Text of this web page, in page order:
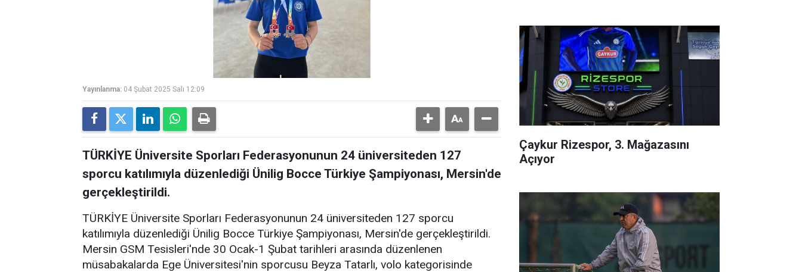
Yayınlanma: 04 Şubat 2025 Salı 12:09
TÜRKİYE Üniversite Sporları Federasyonunun 24 üniversiteden 127
sporcu katılımıyla düzenlediği Ünilig Bocce Türkiye Şampiyonası, Mersin'de
gerçekleştirildi.
TÜRKİYE Üniversite Sporları Federasyonunun 24 üniversiteden 127 sporcu
katılımıyla düzenlediği Ünilig Bocce Türkiye Şampiyonası, Mersin'de gerçekleştirildi.
Mersin GSM Tesisleri'nde 30 Ocak-1 Şubat tarihleri arasında düzenlenen
müsabakalarda Ege Üniversitesi'nin sporcusu Beyza Tatarlı, volo kategorisinde
Çaykur Rizespor, 3. Mağazasını
Açıyor